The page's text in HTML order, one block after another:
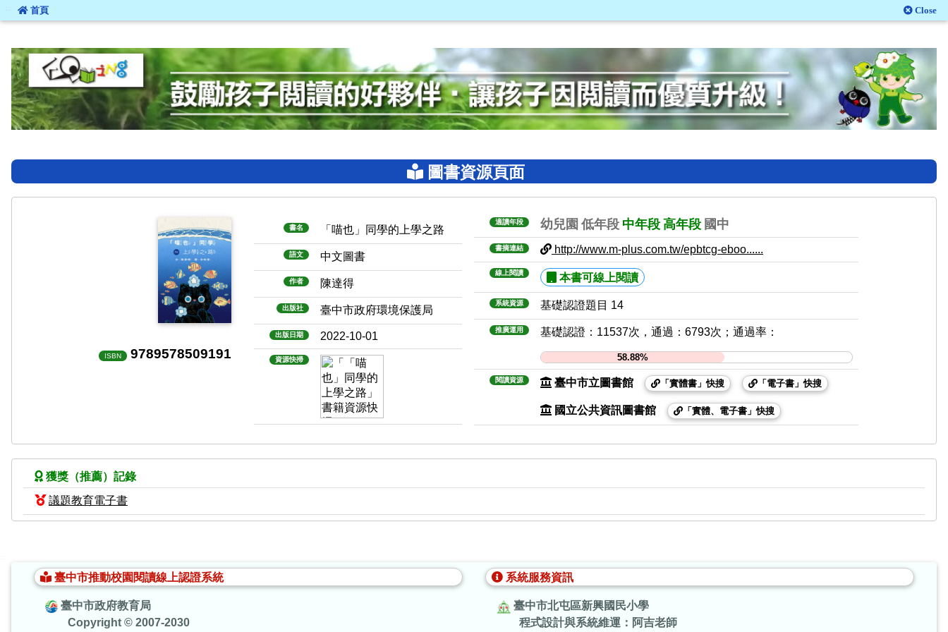
::: 首頁 Close
圖書資源頁面
ISBN 9789578509191
書名 「喵也」同學的上學之路
語文 中文圖書
作者 陳達得
出版社 臺中市政府環境保護局
出版日期 2022-10-01
資源快掃
適讀年段 幼兒園 低年段 中年段 高年段 國中
書摘連結 http://www.m-plus.com.tw/epbtcg-eboo......
線上閱讀 本書可線上閱讀
系統資源 基礎認證題目 14
推廣運用 基礎認證：11537次，通過：6793次；通過率：
58.88%
閱讀資源 臺中市立圖書館 「實體書」快搜 「電子書」快搜
國立公共資訊圖書館 「實體、電子書」快搜
獲獎（推薦）記錄
議題教育電子書
臺中市推動校園閱讀線上認證系統
臺中市政府教育局
Copyright © 2007-2030
系統服務資訊
臺中市北屯區新興國民小學
程式設計與系統維運：阿吉老師